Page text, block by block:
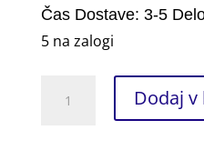
stranke
Čas Dostave: 3-5
5 na zalogi
Dodaj